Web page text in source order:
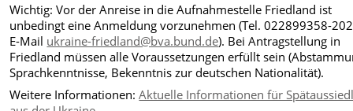
Wichtig: Vor der Anreise in die Aufnahmestelle Friedland ist
unbedingt eine Anmeldung vorzunehmen (Tel. 022899358-
E-Mail ukraine-friedland@bva.bund.de). Bei Antragstellung in
Friedland müssen alle Voraussetzungen erfüllt sein
Sprachkenntnisse, Bekenntnis zur deutschen Nationalität).
Weitere Informationen:Aktuelle Informationen für